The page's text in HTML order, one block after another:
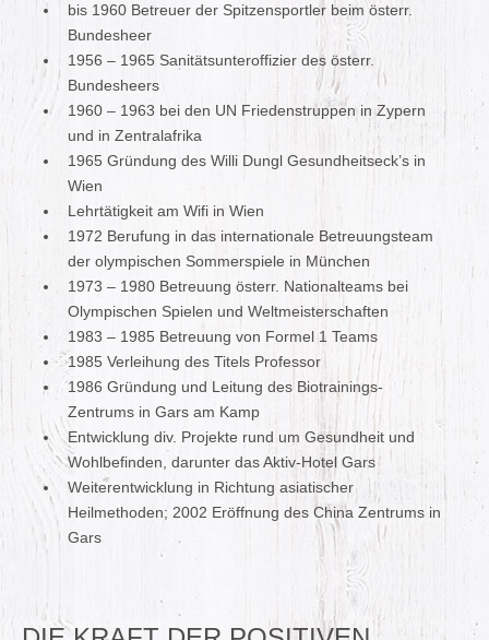
bis 1960 Betreuer der Spitzensportler beim österr.
Bundesheer
1956 – 1965 Sanitätsunteroffizier des österr.
Bundesheers
1960 – 1963 bei den UN Friedenstruppen in Zypern
und in Zentralafrika
1965 Gründung des Willi Dungl Gesundheitseck’s in
Wien
Lehrtätigkeit am Wifi in Wien
1972 Berufung in das internationale Betreuungsteam
der olympischen Sommerspiele in München
1973 – 1980 Betreuung österr. Nationalteams bei
Olympischen Spielen und Weltmeisterschaften
1983 – 1985 Betreuung von Formel 1 Teams
1985 Verleihung des Titels Professor
1986 Gründung und Leitung des Biotrainings-
Zentrums in Gars am Kamp
Entwicklung div. Projekte rund um Gesundheit und
Wohlbefinden, darunter das Aktiv-Hotel Gars
Weiterentwicklung in Richtung asiatischer
Heilmethoden; 2002 Eröffnung des China Zentrums in
Gars